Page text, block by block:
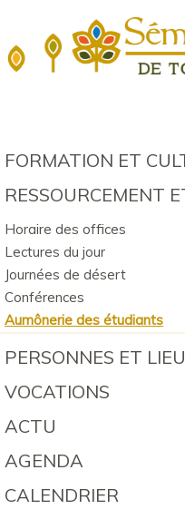
FORMATION ET
RESSOURCEMENT
Horaire des offices
Lectures du jour
Journées de désert
Conférences
Aumônerie des étudiants
PERSONNES ET
VOCATIONS
ACTU
AGENDA
CALENDRIER